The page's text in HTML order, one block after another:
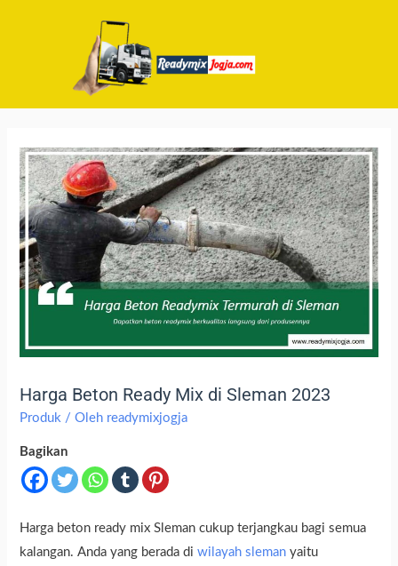
Harga Beton Ready Mix di Sleman 2023
Produk / Oleh readymixjogja
Bagikan
Harga beton ready mix Sleman cukup terjangkau bagi semua
kalangan. Anda yang berada diwilayah sleman yaitu